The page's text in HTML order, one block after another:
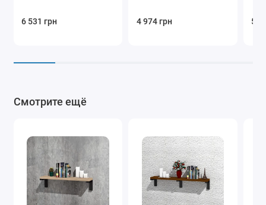
6 531 грн 4 974 грн 5
Смотрите ещё